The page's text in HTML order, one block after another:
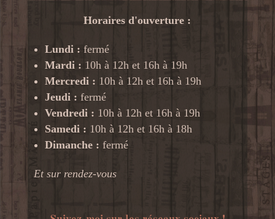
Horaires d'ouverture :
Lundi : fermé
Mardi : 10h à 12h et 16h à 19h
Mercredi : 10h à 12h et 16h à 19h
Jeudi : fermé
Vendredi : 10h à 12h et 16h à 19h
Samedi : 10h à 12h et 16h à 18h
Dimanche : fermé
Et sur rendez-vous